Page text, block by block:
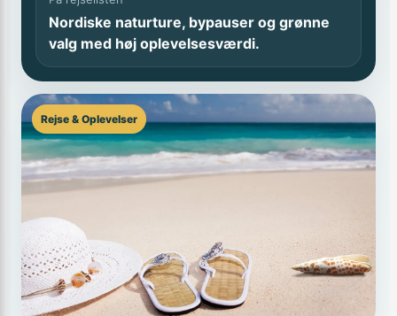
Nordiske naturture, bypauser og grønne
valg med høj oplevelsesværdi.
Rejse & Oplevelser